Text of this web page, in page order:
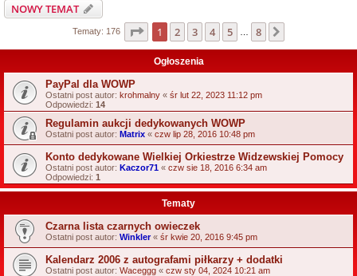
NOWY TEMAT
Tematy: 176 Strona z8
1 2 3 4 5 8
Ogłoszenia
PayPal dla WOWP
Ostatni post autor: krohmalny « śr lut 22, 2023 11:12 pm
Odpowiedzi: 14
Regulamin aukcji dedykowanych WOWP
Ostatni post autor: Matrix « czw lip 28, 2016 10:48 pm
Konto dedykowane Wielkiej Orkiestrze Widzewskiej Pomocy
Ostatni post autor: Kaczor71 « czw sie 18, 2016 6:34 am
Odpowiedzi: 1
Tematy
Czarna lista czarnych owieczek
Ostatni post autor: Winkler« śr kwie 20, 2016 9:45 pm
Kalendarz 2006 z autografami piłkarzy + dodatki
Ostatni post autor: Waceggg « czw sty 04, 2024 10:21 am